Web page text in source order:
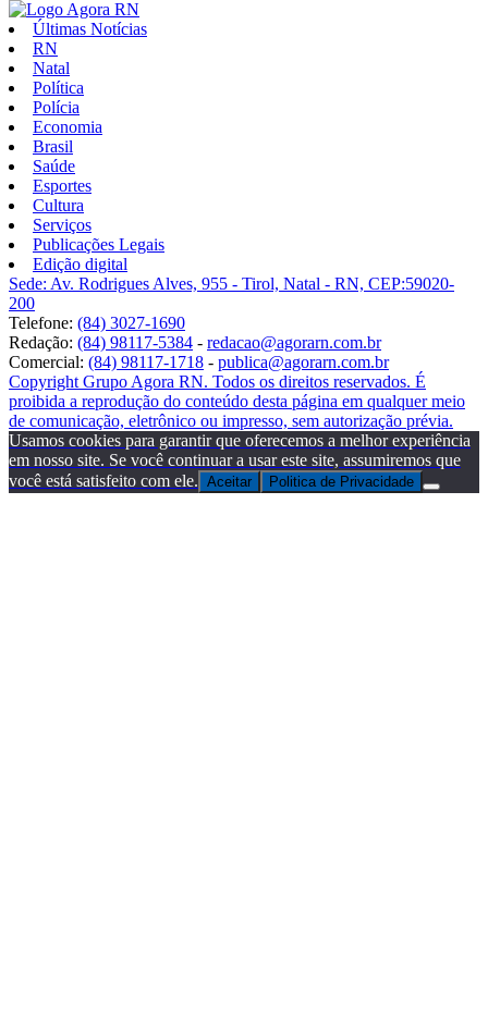
Últimas Notícias
RN
Natal
Política
Polícia
Economia
Brasil
Saúde
Esportes
Cultura
Serviços
Publicações Legais
Edição digital
Sede: Av. Rodrigues Alves, 955 - Tirol, Natal - RN, CEP:59020-
200
Telefone: (84) 3027-1690
Redação: (84) 98117-5384 - redacao@agorarn.com.br
Comercial: (84) 98117-1718 - publica@agorarn.com.br
Copyright Grupo Agora RN. Todos os direitos reservados. É
proibida a reprodução do conteúdo desta página em qualquer meio
de comunicação, eletrônico ou impresso, sem autorização prévia.
Usamos cookies para garantir que oferecemos a melhor experiência
em nosso site. Se você continuar a usar este site, assumiremos que
você está satisfeito com ele. Aceitar Politica de Privacidade